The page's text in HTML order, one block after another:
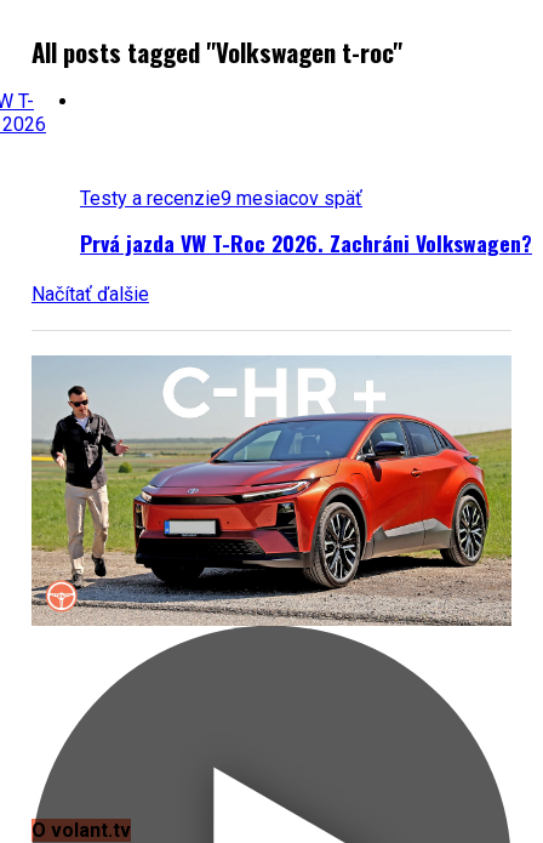
All posts tagged "Volkswagen t-roc"
Testy a recenzie9 mesiacov späť
Prvá jazda VW T-Roc 2026. Zachráni Volkswagen?
Načítať ďalšie
O volant.tv